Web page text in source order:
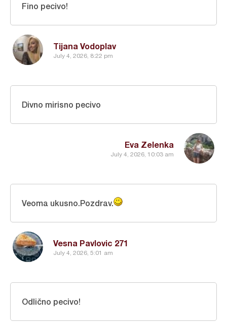
Tijana Vodoplav
July 4, 2026, 8:22 pm
Fino pecivo!
Eva Zelenka
July 4, 2026, 10:03 am
Divno mirisno pecivo
Vesna Pavlovic 271
July 4, 2026, 5:01 am
Veoma ukusno.Pozdrav.
Odlično pecivo!